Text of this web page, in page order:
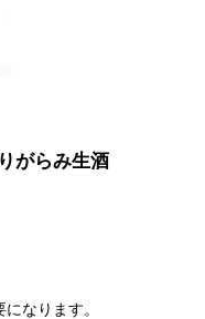
がらみ生酒
なります。